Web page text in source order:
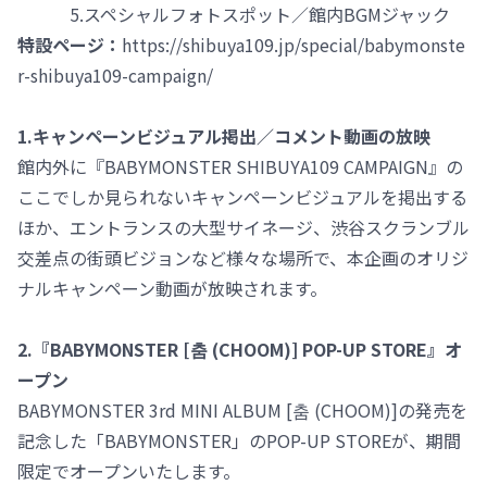
5.スペシャルフォトスポット／館内BGMジャック
特設ページ： https://shibuya109.jp/special/babymonste
r-shibuya109-campaign/
1.キャンペーンビジュアル掲出／コメント動画の放映
館内外に『BABYMONSTER SHIBUYA109 CAMPAIGN』の
ここでしか見られないキャンペーンビジュアルを掲出する
ほか、エントランスの大型サイネージ、渋谷スクランブル
交差点の街頭ビジョンなど様々な場所で、本企画のオリジ
ナルキャンペーン動画が放映されます。
2.『BABYMONSTER [춤 (CHOOM)] POP-UP STORE』オ
ープン
BABYMONSTER 3rd MINI ALBUM [춤 (CHOOM)]の発売を
記念した「BABYMONSTER」のPOP-UP STOREが、期間
限定でオープンいたします。